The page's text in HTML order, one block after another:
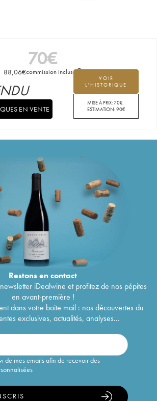
70€
88,06€commission incluse
VOIR
L'HISTORIQUE
MISE À PRIX:70€
ESTIMATION:90€
EN VENTE
Restons encontact
iDealwine et profitez de nos pépites
en avant-première !
dans votre boîte mail : nos découvertes du
exclusives, actualités, analyses...
de mes emails afin de recevoir des